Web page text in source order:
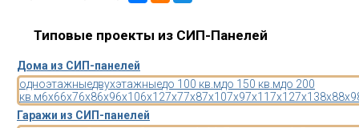
Типовые проекты из СИП-Панелей
Дома из СИП-панелей
одноэтажныедвухэтажныедо 100 кв.мдо 150 кв.мдо 200
кв.м6x66x76x86x96x106x127x77x87x107x97x11 7x127x138x88x9
Гаражи из СИП-панелей